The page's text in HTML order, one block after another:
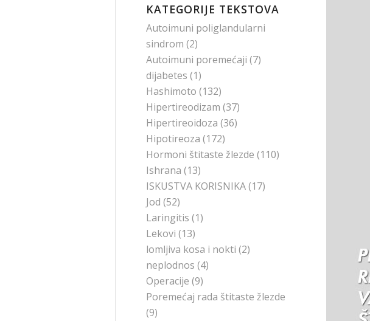
KATEGORIJE TEKSTOVA
Autoimuni poliglandularni
sindrom (2)
Autoimuni poremećaji (7)
dijabetes (1)
Hashimoto (132)
Hipertireodizam (37)
Hipertireoidoza (36)
Hipotireoza (172)
Hormoni štitaste žlezde (110)
Ishrana (13)
ISKUSTVA KORISNIKA(17)
Jod (52)
Laringitis (1)
Lekovi (13)
lomljiva kosa i nokti (2)
neplodnos (4)
Operacije (9)
Poremećaj rada štitaste žlezde
(9)